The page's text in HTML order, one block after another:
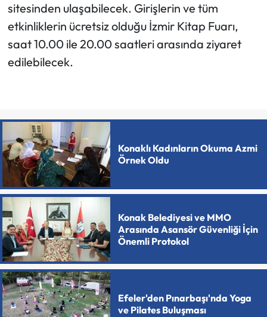
sitesinden ulaşabilecek. Girişlerin ve tüm
etkinliklerin ücretsiz olduğu İzmir Kitap Fuarı,
saat 10.00 ile 20.00 saatleri arasında ziyaret
edilebilecek.
Konaklı Kadınların Okuma Azmi
Örnek Oldu
Konak Belediyesi ve MMO
Arasında Asansör Güvenliği İçin
Önemli Protokol
Efeler'den Pınarbaşı'nda Yoga
ve Pilates Buluşması